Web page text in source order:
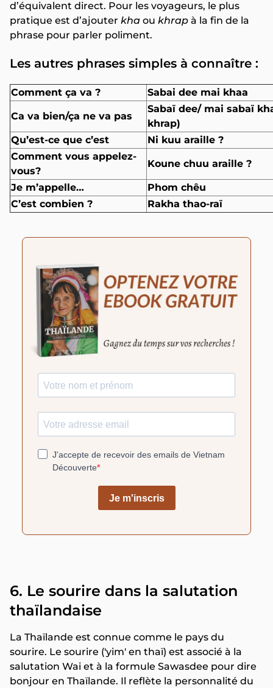
d’équivalent direct. Pour les voyageurs, le plus
pratique est d’ajouter kha ou khrap à la fin de la
phrase pour parler poliment.
Les autres phrases simples à connaître :
Comment ça va ? Sabai dee mai khaa
Ca va bien/ça ne va pas
Sabaï dee/ mai sabaï
khrap)
Qu’est-ce que c’est
Ni kuu araille ?
Comment vous appelez-
vous?
Koune chuu araille ?
Je m’appelle…
Phom chêu
C’est combien ?
Rakha thao-raï
6. Le sourire dans la salutation
thaïlandaise
La Thaïlande est connue comme le pays du
sourire. Le sourire ('yim' en thaï) est associé à la
salutation Wai et à la formule Sawasdee pour dire
bonjour en Thaïlande. Il reflète la personnalité du